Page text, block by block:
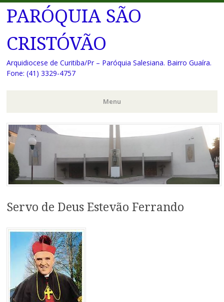
PARÓQUIA SÃO
CRISTÓVÃO
Arquidiocese de Curitiba/Pr – Paróquia Salesiana. Bairro Guaíra.
Fone: (41) 3329-4757
Menu
Pular
para
o
conteúdo
Servo de Deus Estevão Ferrando